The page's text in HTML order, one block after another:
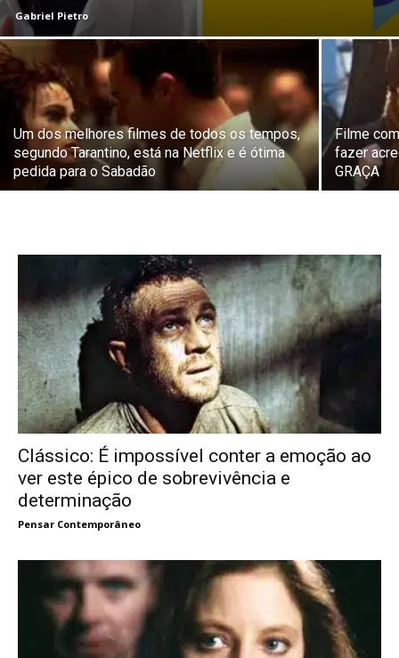
Gabriel Pietro
Um dos melhores filmes de todos os tempos,
segundo Tarantino, está na Netflix e é ótima
pedida para o Sabadão
Filme
fazer
GRAÇA
Clássico: É impossível conter a emoção ao
ver este épico de sobrevivência e
determinação
Pensar Contemporâneo